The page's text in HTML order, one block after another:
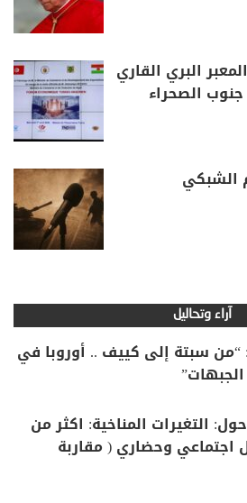
البري القاري
الصحراء
الشبكي
آراء وتحاليل
سبتة إلى كييف .. أوروبا في
التغيرات المناخية: اكثر من
اجتماعي وحضاري ( مقاربة